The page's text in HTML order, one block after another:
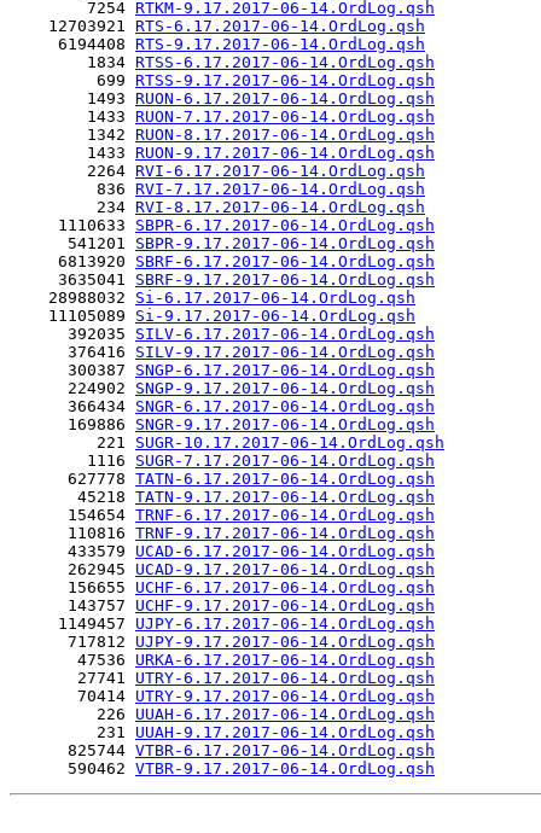
        7254
RTKM-9.17.2017-06-14.OrdLog.qsh
    12703921
RTS-6.17.2017-06-14.OrdLog.qsh
     6194408
RTS-9.17.2017-06-14.OrdLog.qsh
        1834
RTSS-6.17.2017-06-14.OrdLog.qsh
         699
RTSS-9.17.2017-06-14.OrdLog.qsh
        1493
RUON-6.17.2017-06-14.OrdLog.qsh
        1433
RUON-7.17.2017-06-14.OrdLog.qsh
        1342
RUON-8.17.2017-06-14.OrdLog.qsh
        1433
RUON-9.17.2017-06-14.OrdLog.qsh
        2264
RVI-6.17.2017-06-14.OrdLog.qsh
         836
RVI-7.17.2017-06-14.OrdLog.qsh
         234
RVI-8.17.2017-06-14.OrdLog.qsh
     1110633
SBPR-6.17.2017-06-14.OrdLog.qsh
      541201
SBPR-9.17.2017-06-14.OrdLog.qsh
     6813920
SBRF-6.17.2017-06-14.OrdLog.qsh
     3635041
SBRF-9.17.2017-06-14.OrdLog.qsh
    28988032
Si-6.17.2017-06-14.OrdLog.qsh
    11105089
Si-9.17.2017-06-14.OrdLog.qsh
      392035
SILV-6.17.2017-06-14.OrdLog.qsh
      376416
SILV-9.17.2017-06-14.OrdLog.qsh
      300387
SNGP-6.17.2017-06-14.OrdLog.qsh
      224902
SNGP-9.17.2017-06-14.OrdLog.qsh
      366434
SNGR-6.17.2017-06-14.OrdLog.qsh
      169886
SNGR-9.17.2017-06-14.OrdLog.qsh
         221
SUGR-10.17.2017-06-14.OrdLog.qsh
        1116
SUGR-7.17.2017-06-14.OrdLog.qsh
      627778
TATN-6.17.2017-06-14.OrdLog.qsh
       45218
TATN-9.17.2017-06-14.OrdLog.qsh
      154654
TRNF-6.17.2017-06-14.OrdLog.qsh
      110816
TRNF-9.17.2017-06-14.OrdLog.qsh
      433579
UCAD-6.17.2017-06-14.OrdLog.qsh
      262945
UCAD-9.17.2017-06-14.OrdLog.qsh
      156655
UCHF-6.17.2017-06-14.OrdLog.qsh
      143757
UCHF-9.17.2017-06-14.OrdLog.qsh
     1149457
UJPY-6.17.2017-06-14.OrdLog.qsh
      717812
UJPY-9.17.2017-06-14.OrdLog.qsh
       47536
URKA-6.17.2017-06-14.OrdLog.qsh
       27741
UTRY-6.17.2017-06-14.OrdLog.qsh
       70414
UTRY-9.17.2017-06-14.OrdLog.qsh
         226
UUAH-6.17.2017-06-14.OrdLog.qsh
         231
UUAH-9.17.2017-06-14.OrdLog.qsh
      825744
VTBR-6.17.2017-06-14.OrdLog.qsh
      590462
VTBR-9.17.2017-06-14.OrdLog.qsh